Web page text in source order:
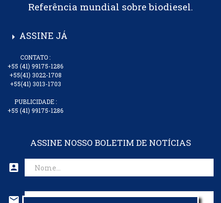
Referência mundial sobre biodiesel.
arrow_right ASSINE JÁ
CONTATO :
+55 (41) 99175-1286
+55(41) 3022-1708
+55(41) 3013-1703
PUBLICIDADE :
+55 (41) 99175-1286
ASSINE NOSSO BOLETIM DE NOTÍCIAS
account_box
mail